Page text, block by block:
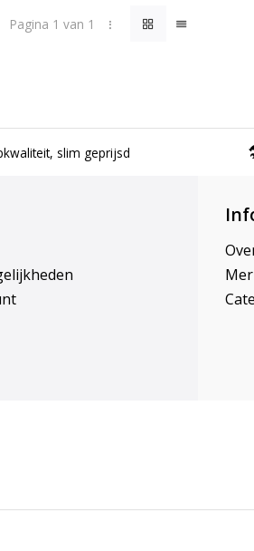
Pagina 1 van 1
slim geprijsd